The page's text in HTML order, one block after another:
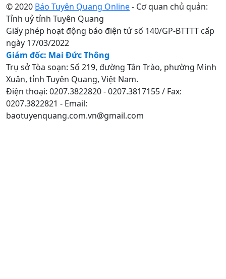
© 2020 Báo Tuyên Quang Online- Cơ quan chủ quản:
Tỉnh uỷ tỉnh Tuyên Quang
Giấy phép hoạt động báo điện tử số 140/GP-BTTTT cấp
ngày 17/03/2022
Giám đốc: Mai Đức Thông
Trụ sở Tòa soạn: Số 219, đường Tân Trào, phường Minh
Xuân, tỉnh Tuyên Quang, Việt Nam.
Điện thoại: 0207.3822820 - 0207.3817155 / Fax:
0207.3822821 - Email:
baotuyenquang.com.vn@gmail.com